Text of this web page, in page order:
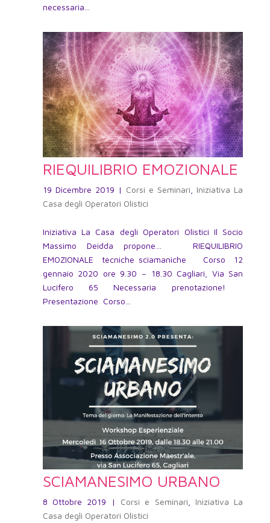
necessaria...
RIEQUILIBRIO EMOZIONALE
19 Dicembre 2019 | Corsi e Seminari
Iniziativa La
Casa degli Operatori Olistici
Iniziativa La Casa degli Operatori Olistici Il Socio
Massimo Deidda propone… RIEQUILIBRIO
EMOZIONALE tecniche sciamaniche Corso 12
gennaio 2020 ore 9.30 – 18.30 Cagliari, Via San
Lucifero 65 Necessaria prenotazione!
Presentazione Corso...
SCIAMANESIMO URBANO
8 Ottobre 2019 | Corsi e Seminari
Iniziativa La
Casa degli Operatori Olistici